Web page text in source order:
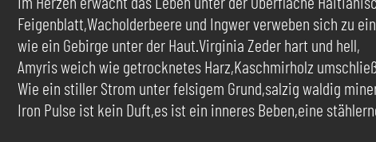
Feigenblatt,Wacholderbeere und Ingwer verweben sich zu
wie ein Gebirge unter der Haut.Virginia Zeder hart und hell,
Amyris weich wie getrocknetes Harz,Kaschmirholz
Wie ein stiller Strom unter felsigem Grund,salzig waldig
Iron Pulse ist kein Duft,es ist ein inneres Beben,eine